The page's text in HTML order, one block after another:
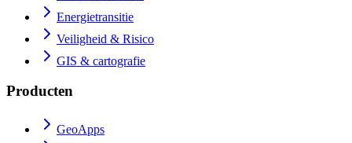
Energietransitie
Veiligheid & Risico
GIS & cartografie
Producten
GeoApps